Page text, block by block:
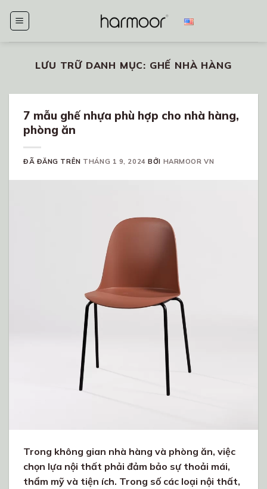
đến
LƯU TRỮ DANH MỤC: GHẾ NHÀ HÀNG
7 mẫu ghế nhựa phù hợp cho nhà hàng,
phòng ăn
ĐÃ ĐĂNG TRÊN THÁNG 1 9, 2024 BỞI HARMOOR VN
Trong không gian nhà hàng và phòng ăn, việc
chọn lựa nội thất phải đảm bảo sự thoải mái,
thẩm mỹ và tiện ích. Trong số các loại nội thất,